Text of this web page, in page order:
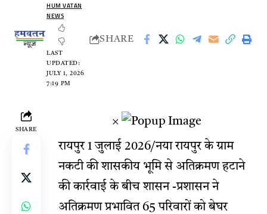
LAST
UPDATED:
JULY 1, 2026
7:19 PM
HUM VATAN
NEWS
SHARE
SHARE
×
रायपुर 1 जुलाई 2026/नया रायपुर के ग्राम
नकटी की शासकीय भूमि से अतिक्रमण हटाने
की कार्रवाई के बीच शासन -प्रशासन ने
अतिक्रमण प्रभावित 65 परिवारों को बेघर